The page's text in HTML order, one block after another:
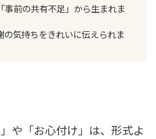
事前の共有不足」から生まれま
の気持ちをきれいに伝えられま
や「お心付け」は、形式よ